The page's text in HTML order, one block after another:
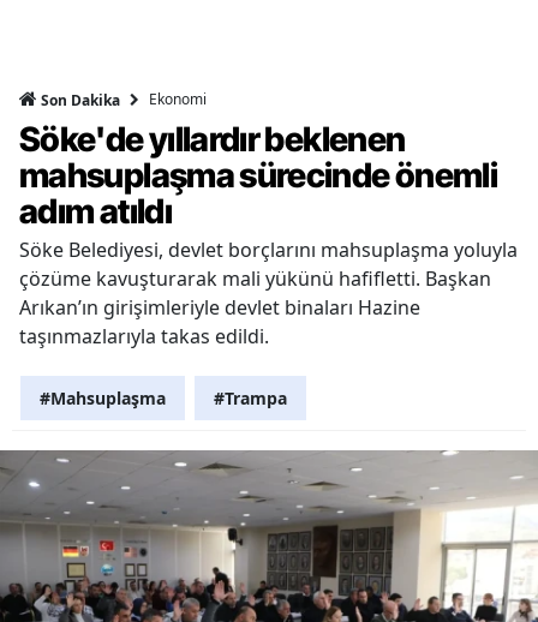
Son Dakika Ekonomi
Söke'de yıllardır beklenen
mahsuplaşma sürecinde önemli
adım atıldı
Söke Belediyesi, devlet borçlarını mahsuplaşma yoluyla
çözüme kavuşturarak mali yükünü hafifletti. Başkan
Arıkan’ın girişimleriyle devlet binaları Hazine
taşınmazlarıyla takas edildi.
#Mahsuplaşma #Trampa